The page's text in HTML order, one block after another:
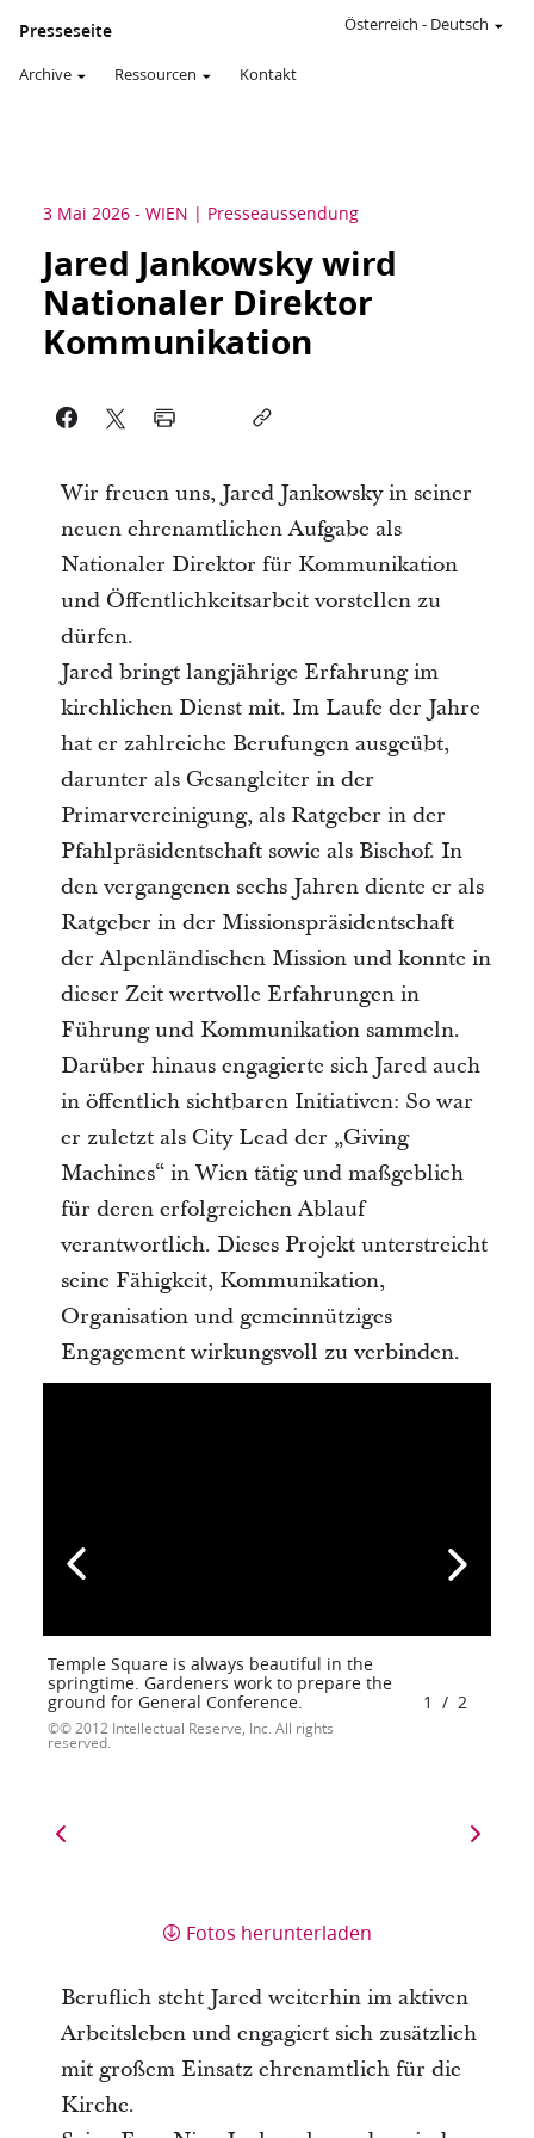
Presseseite
Archive Ressourcen Kontakt
Österreich - Deutsch
3 Mai 2026 - WIEN Presseaussendung
Jared Jankowsky wird
Nationaler Direktor
Kommunikation
Wir freuen uns, Jared Jankowsky in seiner
neuen ehrenamtlichen Aufgabe als
Nationaler Direktor für Kommunikation
und Öffentlichkeitsarbeit vorstellen zu
dürfen.
Jared bringt langjährige Erfahrung im
kirchlichen Dienst mit. Im Laufe der Jahre
hat er zahlreiche Berufungen ausgeübt,
darunter als Gesangleiter in der
Primarvereinigung, als Ratgeber in der
Pfahlpräsidentschaft sowie als Bischof. In
den vergangenen sechs Jahren diente er als
Ratgeber in der Missionspräsidentschaft
der Alpenländischen Mission und konnte in
dieser Zeit wertvolle Erfahrungen in
Führung und Kommunikation sammeln.
Darüber hinaus engagierte sich Jared auch
in öffentlich sichtbaren Initiativen: So war
er zuletzt als City Lead der „Giving
Machines“ in Wien tätig und maßgeblich
für deren erfolgreichen Ablauf
verantwortlich. Dieses Projekt unterstreicht
seine Fähigkeit, Kommunikation,
Organisation und gemeinnütziges
Engagement wirkungsvoll zu verbinden.
Temple Square is always beautiful in the
springtime. Gardeners work to prepare the
ground for General Conference.
© 2012 Intellectual Reserve, Inc. All rights
reserved.
1 / 2
Fotos herunterladen
Beruflich steht Jared weiterhin im aktiven
Arbeitsleben und engagiert sich zusätzlich
mit großem Einsatz ehrenamtlich für die
Kirche.